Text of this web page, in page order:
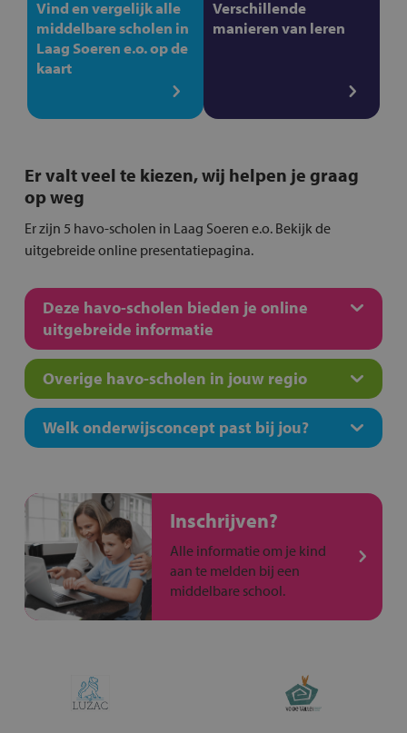
Vind en vergelijk alle
middelbare scholen in
Laag Soeren e.o. op de
kaart
Verschillende
manieren van leren
Er valt veel te kiezen, wij helpen je graag
op weg
Er zijn 5 havo-scholen in Laag Soeren e.o. Bekijk de
uitgebreide online presentatiepagina.
Deze havo-scholen bieden je online
uitgebreide informatie
Overige havo-scholen in jouw regio
Welk onderwijsconcept past bij jou?
Inschrijven?
Alle informatie om je kind
aan te melden bij een
middelbare school.